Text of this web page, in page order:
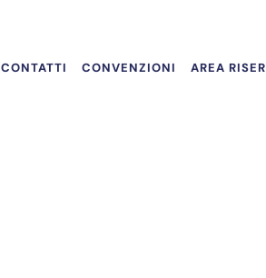
CONTATTI CONVENZIONI AREA